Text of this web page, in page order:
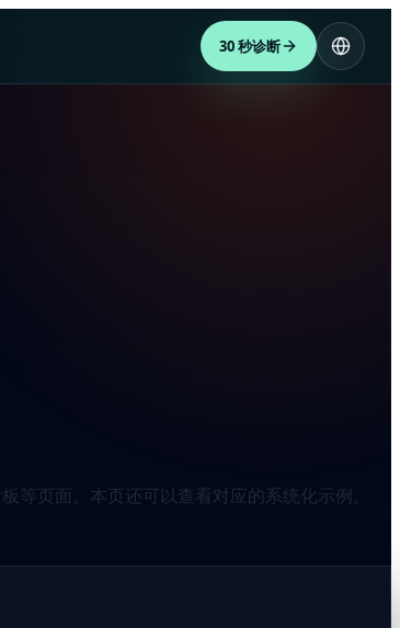
30 秒诊断
页面。本页还可以查看对应的系统化示例。